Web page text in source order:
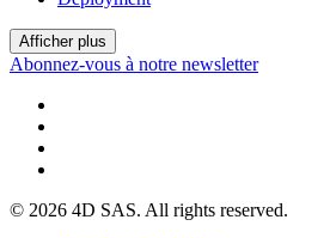
Afficher plus
Abonnez-vous à notre newsletter
© 2026 4D SAS. All rights reserved.